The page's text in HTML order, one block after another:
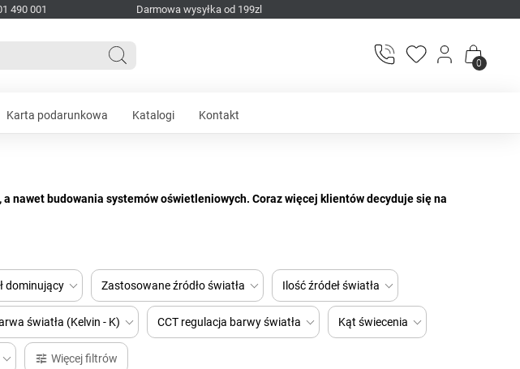
490 001 Darmowa wysyłka od 199zl
0
Karta podarunkowa Katalogi Kontakt
nawet budowania systemów oświetleniowych. Coraz więcej klientów decyduje się na
LED (dostępny w AZzardo szereg lamp i taśm LED) i czemu warto zastąpić nimi
i żarówki LED. Odznaczają się ciekawym designem i optymalną funkcjonalnością.
oświetlenie dekoracyjne) do każdego pomieszczenia (oświetlenie salonu, kuchni, sypialni,
dominujący Zastosowane źródło światła Ilość źródeł światła
światła (Kelvin - K) CCT regulacja barwy światła Kąt świecenia
Więcej filtrów